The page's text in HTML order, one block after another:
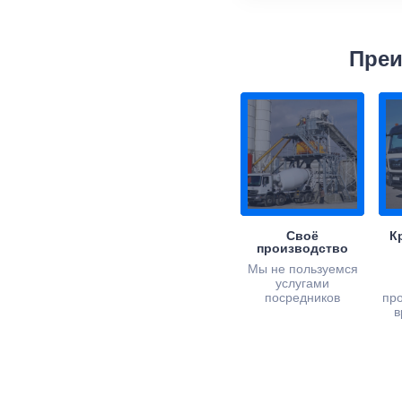
Своё
производство
Мы не пользуемся
услугами
посредников